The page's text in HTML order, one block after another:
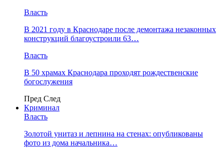
Власть
В 2021 году в Краснодаре после демонтажа незаконных
конструкций благоустроили 63…
Власть
В 50 храмах Краснодара проходят рождественские
богослужения
Пред След
Криминал
Власть
​Золотой унитаз и лепнина на стенах: опубликованы
фото из дома начальника…